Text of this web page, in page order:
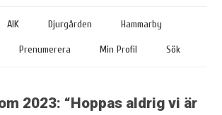
AIK Djurgården Hammarby
Prenumerera Min Profil Sök
2023: “Hoppas aldrig vi är